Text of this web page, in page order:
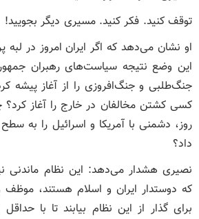
توقف کنید. فکر کنید. مسیری دیگر بجویید!
او نشان می‌دهد که اگر ایران امروز در لبه
این وضع نتیجه سیاست‌های رهبران
جنگ‌طلبی و جنگ‌افروزی را از آغاز پیشه
کسی کشتن مخالفان در خارج را آغاز
روز، دشمنی با آمریکا و اسرائیل را به
داد؟
نصیری هشدار می‌دهد: این نظام
که دوستدار ایران و اسلام‌ هستند،
برای گذار از این نظام بیابند تا با